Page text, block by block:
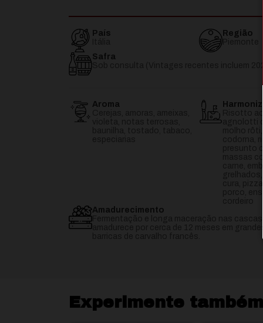
País
Região
Piemonte
Safra
Aroma
cura,
Amadurecimento
Experimente também